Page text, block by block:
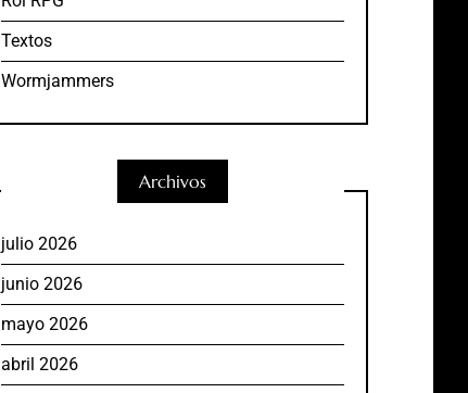
Textos
Wormjammers
Archivos
julio 2026
junio 2026
mayo 2026
abril 2026